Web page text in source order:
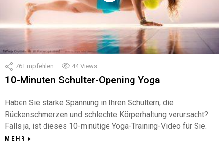
76 Empfehlen 44Views
10-Minuten Schulter-Opening Yoga
Haben Sie starke Spannung in Ihren Schultern, die
Rückenschmerzen und schlechte Körperhaltung verursacht?
Falls ja, ist dieses 10-minütige Yoga-Training-Video für Sie.
MEHR